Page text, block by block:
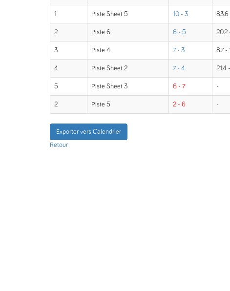
1 Piste Sheet 5 10 - 3 83.6
2 Piste 6 6 - 5 20.2
3 Piste 4 7 - 3 8.7 -
4 Piste Sheet 2 7 - 4 21.4
5 Piste Sheet 3 6 - 7 -
2 Piste 5 2 - 6 -
Exporter vers Calendrier
Retour